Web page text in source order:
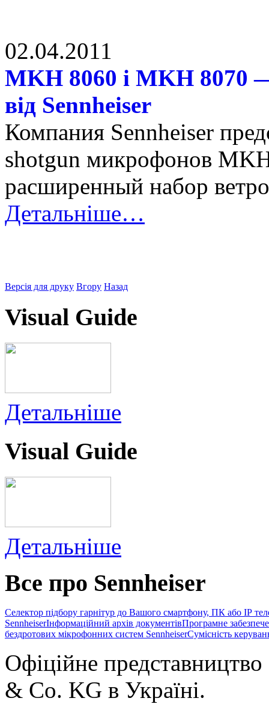
02.04.2011
MKH 8060 і MKH 8070
від Sennheiser
Компания Sennheiser
shotgun микрофонов
расширенный набор
Детальніше…
Версія для друку Вгору Назад
Visual Guide
Детальніше
Visual Guide
Детальніше
Все про Sennheiser
Селектор підбору гарнітур до Вашого смартфону, ПК або IP
SennheiserІнформаційний архів документівПрограмне
бездротових мікрофонних систем SennheiserСумісність
Офіційне
& Co. KG в Україні.